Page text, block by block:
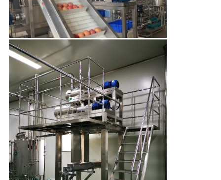
PRIVACY
POLICY